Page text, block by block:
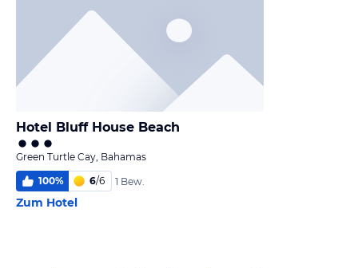
Hotel Bluff House Beach
Green Turtle Cay, Bahamas
100% 6/6 1 Bew.
Zum Hotel